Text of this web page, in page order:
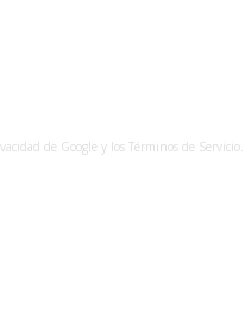
de Google y los Términos de Servicio